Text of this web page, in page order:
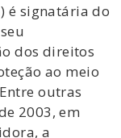
é signatária do
dos direitos
ao meio
outras
2003, em
a